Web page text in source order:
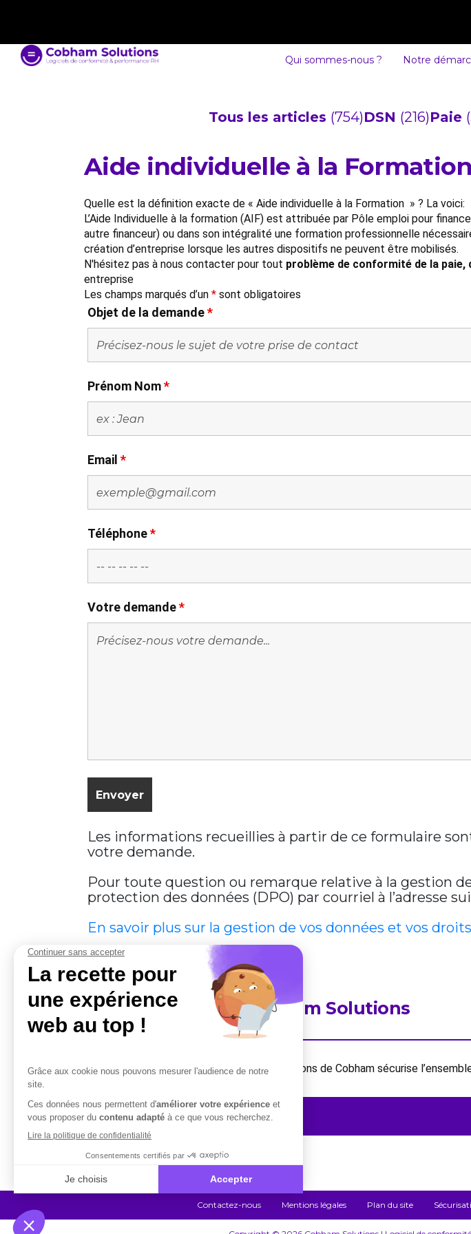
Qui sommes-nous ? Notre
Tous les articles (754)DSN (216)Paie
Aide individuelle à la
Quelle est la définition exacte de « Aide individuelle à la Formation » ? La voici:
L’Aide Individuelle à la formation (AIF) est attribuée par Pôle emploi pour
autre financeur) ou dans son intégralité une formation professionnelle
création d’entreprise lorsque les autres dispositifs ne peuvent être mobilisés.
N'hésitez pas à nous contacter pour tout problème de conformité de la
entreprise
Les champs marqués d’un * sont obligatoires
Objet de la demande*
Prénom Nom*
Email *
Téléphone*
Votre demande*
Les informations recueillies à partir de ce formulaire
votre demande.
Pour toute question ou remarque relative à la gestion
protection des données (DPO) par courriel à l’adresse
En savoir plus sur la gestion de vos données et vos droits
En savoir plus sur Cobham Solutions
Destiné aux professionnels, la suite de solutions de Cobham sécurise
Contactez-nous
Contactez-nous Mentions légales Plan du site